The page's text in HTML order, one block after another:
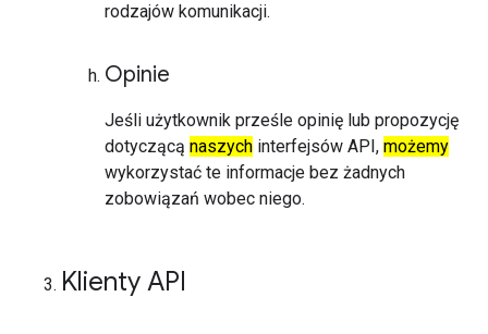
rodzajów komunikacji.
Opinie
Jeśli użytkownik prześle opinię lub propozycję
dotyczącą naszych interfejsów API, możemy
wykorzystać te informacje bez żadnych
zobowiązań wobec niego.
Klienty API